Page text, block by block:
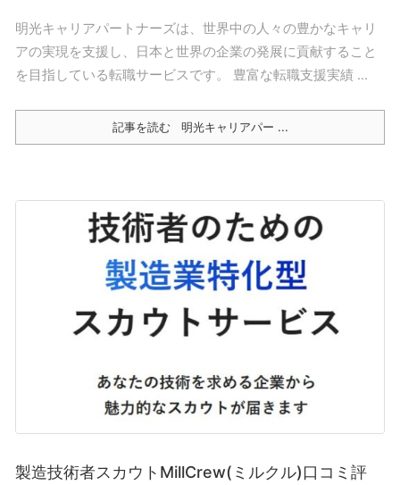
明光キャリアパートナーズは、世界中の人々の豊かなキャリ
アの実現を支援し、日本と世界の企業の発展に貢献すること
を目指している転職サービスです。 豊富な転職支援実績 ...
記事を読む 明光キャリアパー ...
製造技術者スカウトMillCrew(ミルクル)口コミ評